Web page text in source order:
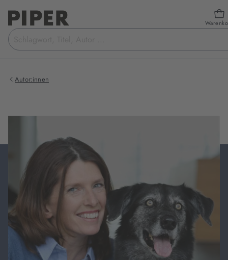
Suchbegriff
eingeben
Autor:innen